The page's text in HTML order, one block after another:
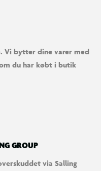
Vi bytter dine varer med
du har købt i butik
GROUP
via Salling